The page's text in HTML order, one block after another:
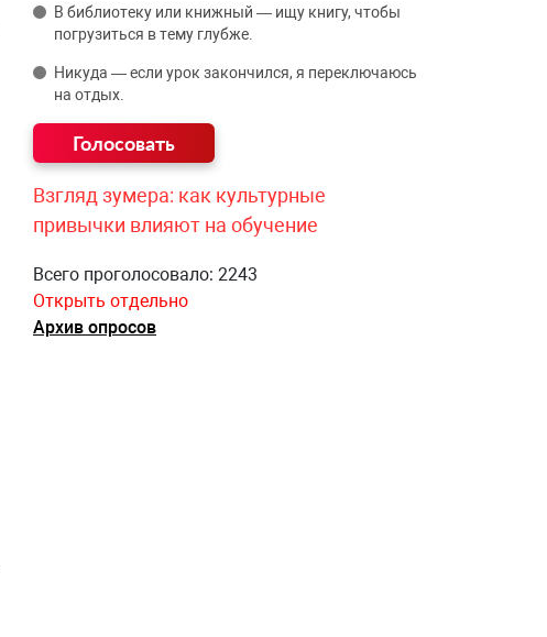
В библиотеку или книжный — ищу книгу, чтобы
погрузиться в тему глубже.
Никуда — если урок закончился, я переключаюсь
на отдых.
Взгляд зумера: как культурные
привычки влияют на обучение
Всего проголосовало: 2243
Открыть отдельно
Архив опросов